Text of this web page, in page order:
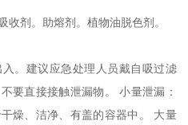
收剂。助熔剂。植物油脱色剂。
。建议应急处理人员戴自吸过滤
要直接接触泄漏物。 小量泄漏：
燥、洁净、有盖的容器中。 大量